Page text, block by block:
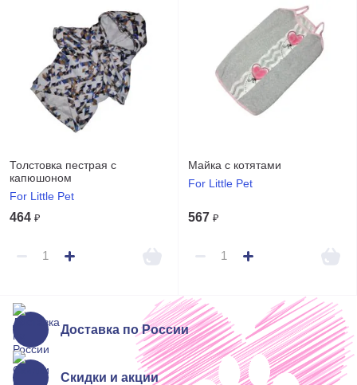
Толстовка пестрая с
капюшоном
For Little Pet
464 ₽
Майка с котятами
For Little Pet
567 ₽
Доставка по России
Скидки и акции